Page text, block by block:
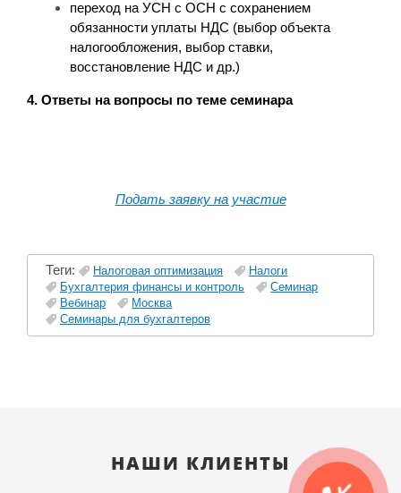
переход на УСН с ОСН с сохранением
обязанности уплаты НДС (выбор объекта
налогообложения, выбор ставки,
восстановление НДС и др.)
4. Ответы на вопросы по теме семинара
Подать заявку на участие
Теги: Налоговая оптимизация
Налоги
Бухгалтерия финансы и контроль
Семинар
Вебинар
Москва
Семинары для бухгалтеров
НАШИ КЛИЕНТЫ